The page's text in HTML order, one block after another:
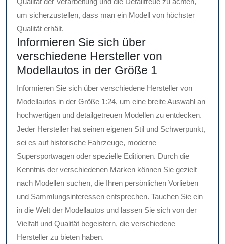
um sicherzustellen, dass man ein Modell von höchster
Qualität erhält.
Informieren Sie sich über
verschiedene Hersteller von
Modellautos in der Größe 1
Informieren Sie sich über verschiedene Hersteller von
Modellautos in der Größe 1:24, um eine breite Auswahl an
hochwertigen und detailgetreuen Modellen zu entdecken.
Jeder Hersteller hat seinen eigenen Stil und Schwerpunkt,
sei es auf historische Fahrzeuge, moderne
Supersportwagen oder spezielle Editionen. Durch die
Kenntnis der verschiedenen Marken können Sie gezielt
nach Modellen suchen, die Ihren persönlichen Vorlieben
und Sammlungsinteressen entsprechen. Tauchen Sie ein
in die Welt der Modellautos und lassen Sie sich von der
Vielfalt und Qualität begeistern, die verschiedene
Hersteller zu bieten haben.